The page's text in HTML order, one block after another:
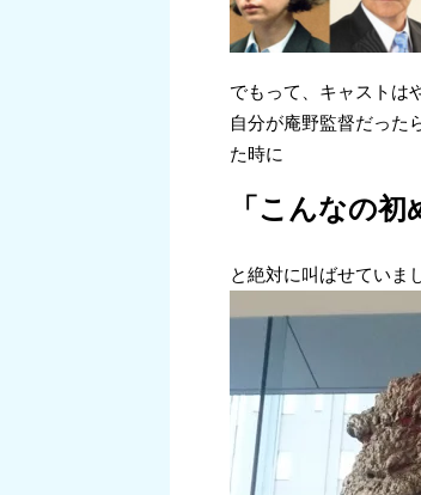
でもって、キャストは
自分が庵野監督だった
た時に
「こんなの初
と絶対に叫ばせていま